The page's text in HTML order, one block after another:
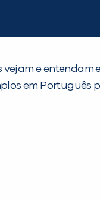
e
em Português